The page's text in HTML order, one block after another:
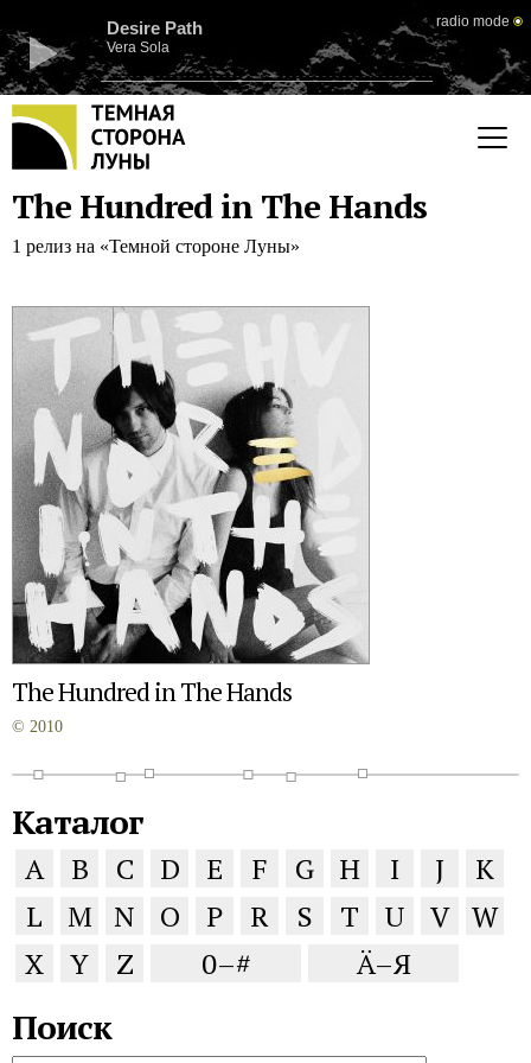
Desire Path
Vera Sola
radio mode
The Hundred in The Hands
1 релиз на «Темной стороне Луны»
The Hundred in The Hands
© 2010
Каталог
A B C D E F G H I J
K
L
M N O P R S T U V W
X
Y Z 0–# Ä–Я
Поиск